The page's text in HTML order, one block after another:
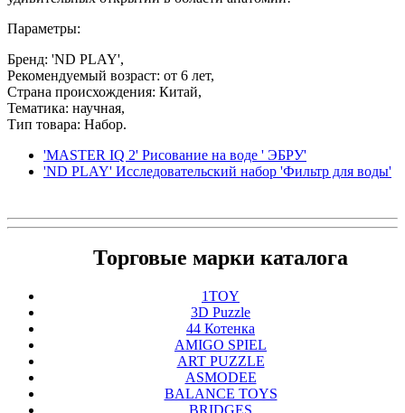
Параметры:
Бренд: 'ND PLAY',
Рекомендуемый возраст: от 6 лет,
Страна происхождения: Китай,
Тематика: научная,
Тип товара: Набор.
'MASTER IQ 2' Рисование на воде ' ЭБРУ'
'ND PLAY' Исследовательский набор 'Фильтр для воды'
Торговые марки каталога
1TOY
3D Puzzle
44 Котенка
AMIGO SPIEL
ART PUZZLE
ASMODEE
BALANCE TOYS